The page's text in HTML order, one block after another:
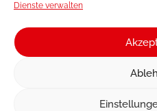
Dienste verwalten
Ihre
für